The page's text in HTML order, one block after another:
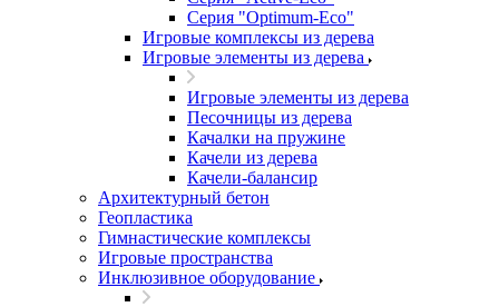
Серия "Оptimum-Еco"
Игровые комплексы из дерева
Игровые элементы из дерева
Игровые элементы из дерева
Песочницы из дерева
Качалки на пружине
Качели из дерева
Качели-балансир
Архитектурный бетон
Геопластика
Гимнастические комплексы
Игровые пространства
Инклюзивное оборудование